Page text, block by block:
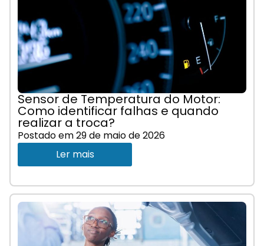
Sensor de Temperatura do Motor:
Como identificar falhas e quando
realizar a troca?
Postado em29 de maio de 2026
Ler mais